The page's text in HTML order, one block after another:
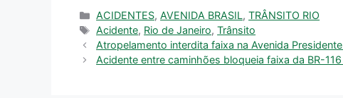
Categorias
ACIDENTES,AVENIDA BRASIL,TRÂNSITO RIO
Tags
Acidente, Rio de Janeiro,Trânsito
Atropelamento interdita faixa na Avenida
Acidente entre caminhões bloqueia faixa da BR-